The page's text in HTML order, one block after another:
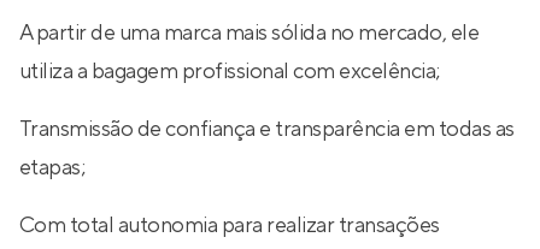
A partir de uma marca mais sólida no mercado, ele
utiliza a bagagem profissional com excelência;
Transmissão de confiança e transparência em todas as
etapas;
Com total autonomia para realizar transações